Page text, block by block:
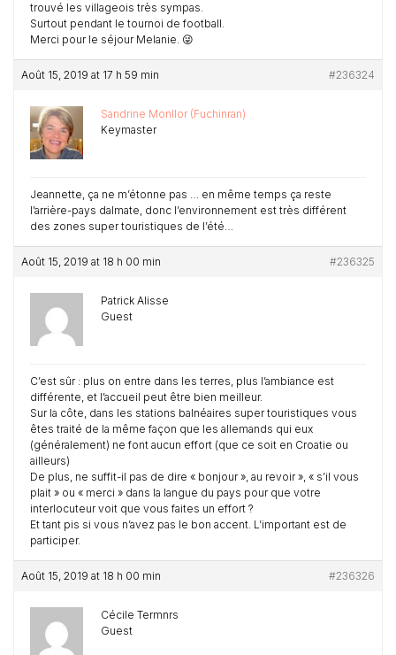
trouvé les villageois très sympas.
Surtout pendant le tournoi de football.
Merci pour le séjour Melanie. 😜
Août 15, 2019 at 17 h 59 min #236324
Sandrine Monllor (Fuchinran)
Keymaster
Jeannette, ça ne m’étonne pas … en même temps ça reste
l’arrière-pays dalmate, donc l’environnement est très différent
des zones super touristiques de l’été…
Août 15, 2019 at 18 h 00 min #236325
Patrick Alisse
Guest
C’est sûr : plus on entre dans les terres, plus l’ambiance est
différente, et l’accueil peut être bien meilleur.
Sur la côte, dans les stations balnéaires super touristiques vous
êtes traité de la même façon que les allemands qui eux
(généralement) ne font aucun effort (que ce soit en Croatie ou
ailleurs)
De plus, ne suffit-il pas de dire « bonjour », au revoir », « s’il vous
plait » ou « merci » dans la langue du pays pour que votre
interlocuteur voit que vous faites un effort ?
Et tant pis si vous n’avez pas le bon accent. L’important est de
participer.
Août 15, 2019 at 18 h 00 min #236326
Cécile Termnrs
Guest